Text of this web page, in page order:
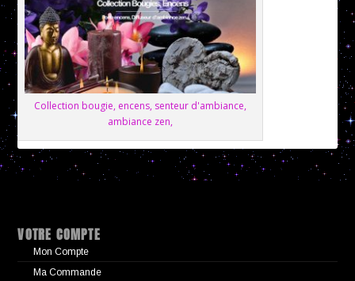
Collection bougie, encens, senteur d'ambiance,
ambiance zen,
VOTRE COMPTE
Mon Compte
Ma Commande